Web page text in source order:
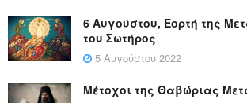
6 Αυγούστου, Εορτή της
του Σωτήρος
5 Αυγούστου 2022
Μέτοχοι της Θαβώριας